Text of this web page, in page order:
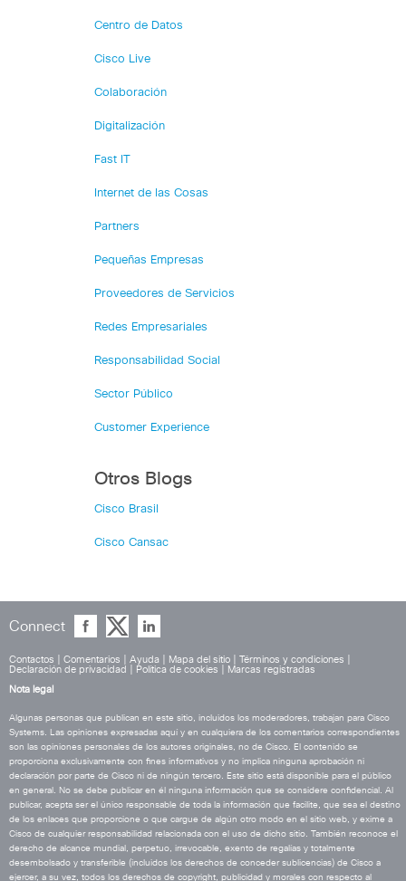
Centro de Datos
Cisco Live
Colaboración
Digitalización
Fast IT
Internet de las Cosas
Partners
Pequeñas Empresas
Proveedores de Servicios
Redes Empresariales
Responsabilidad Social
Sector Público
Customer Experience
Otros Blogs
Cisco Brasil
Cisco Cansac
Connect
Contactos Comentarios Ayuda Mapa del sitio Términos y condiciones
Declaración de privacidad
Política de cookies
Marcas registradas
Nota legal
Algunas personas que publican en este sitio, incluidos los moderadores, trabajan para Cisco
Systems. Las opiniones expresadas aquí y en cualquiera de los comentarios correspondientes
son las opiniones personales de los autores originales, no de Cisco. El contenido se
proporciona exclusivamente con fines informativos y no implica ninguna aprobación ni
declaración por parte de Cisco ni de ningún tercero. Este sitio está disponible para el público
en general. No se debe publicar en él ninguna información que se considere confidencial. Al
publicar, acepta ser el único responsable de toda la información que facilite, que sea el destino
de los enlaces que proporcione o que cargue de algún otro modo en el sitio web, y exime a
Cisco de cualquier responsabilidad relacionada con el uso de dicho sitio. También reconoce el
derecho de alcance mundial, perpetuo, irrevocable, exento de regalías y totalmente
desembolsado y transferible (incluidos los derechos de conceder sublicencias) de Cisco a
ejercer, a su vez, todos los derechos de copyright, publicidad y morales con respecto al